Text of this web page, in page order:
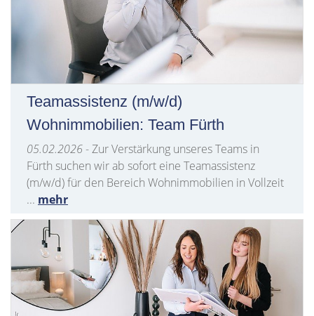
Teamassistenz (m/w/d)
Wohnimmobilien: Team Fürth
05.02.2026- Zur Verstärkung unseres Teams in
Fürth suchen wir ab sofort eine Teamassistenz
(m/w/d) für den Bereich Wohnimmobilien in Vollzeit
... mehr